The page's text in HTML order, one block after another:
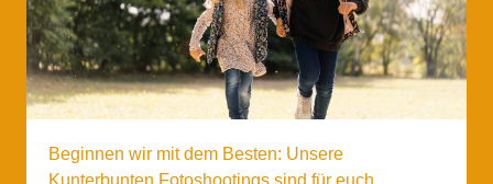
Beginnen wir mit dem Besten: Unsere